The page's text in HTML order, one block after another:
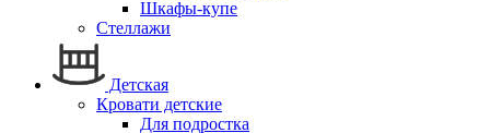
Шкафы-купе
Стеллажи
Детская
Кровати детские
Для подростка